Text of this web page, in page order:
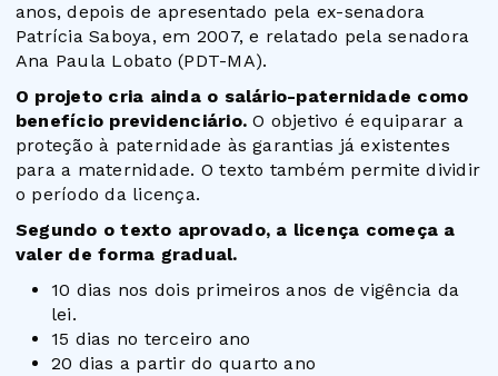
anos, depois de apresentado pela ex-senadora
Patrícia Saboya, em 2007, e relatado pela senadora
Ana Paula Lobato (PDT-MA).
O projeto cria ainda o salário-paternidade como
benefício previdenciário.O objetivo é equiparar a
proteção à paternidade às garantias já existentes
para a maternidade. O texto também permite dividir
o período da licença.
Segundo o texto aprovado, a licença começa a
valer de forma gradual.
10 dias nos dois primeiros anos de vigência da
lei.
15 dias no terceiro ano
20 dias a partir do quarto ano